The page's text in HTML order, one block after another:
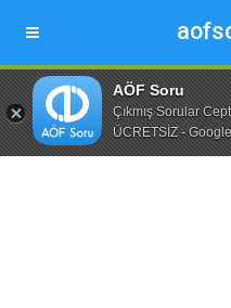
AÖF Soru
Çıkmış Sorular
ÜCRETSİZ -